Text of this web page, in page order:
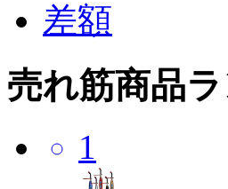
差額
売れ筋商品
1